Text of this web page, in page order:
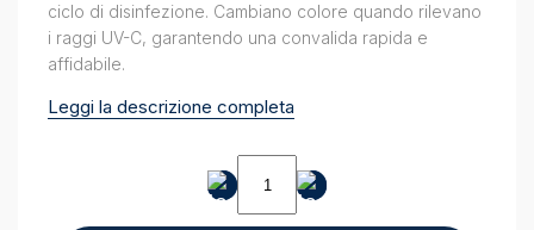
ciclo di disinfezione. Cambiano colore quando rilevano
i raggi UV-C, garantendo una convalida rapida e
affidabile.
Leggi la descrizione completa
Adesivi
di